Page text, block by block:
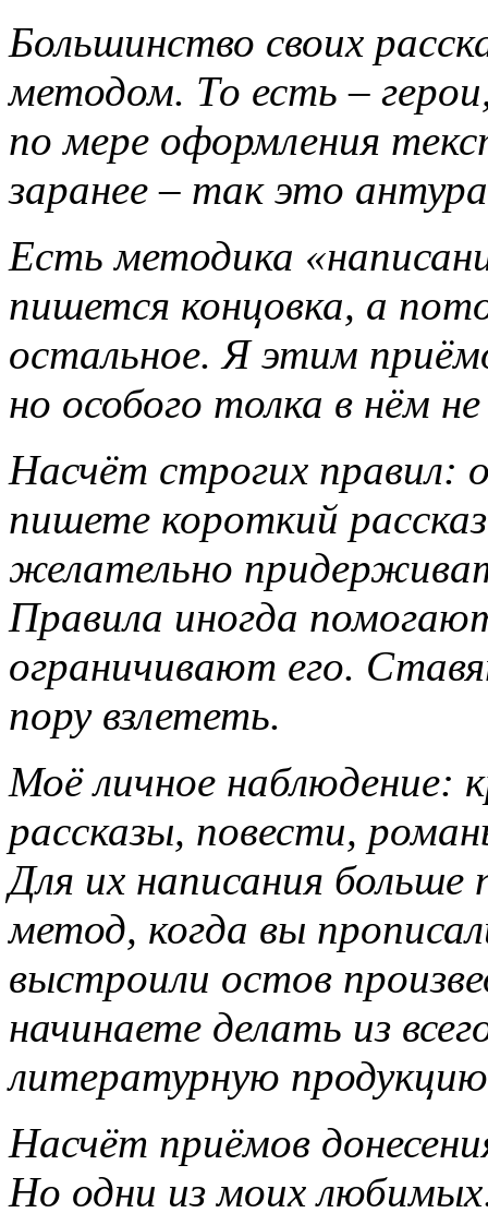
Большинство своих
методом. То есть –
по мере оформления
заранее – так это
Есть методика
пишется концовка, а
остальное. Я этим
но особого толка в нём
Насчёт строгих правил:
пишете короткий
желательно
Правила иногда
ограничивают его.
пору взлететь.
Моё личное наблюдение:
рассказы, повести,
Для их написания
метод, когда вы
выстроили остов
начинаете делать из
литературную
Насчёт приёмов
Но одни из моих